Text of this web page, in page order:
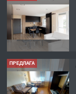
ПРЕДЛАГА